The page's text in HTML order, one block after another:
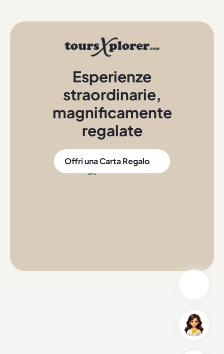
Esperienze
straordinarie,
magnificamente
regalate
Offri una Carta Regalo